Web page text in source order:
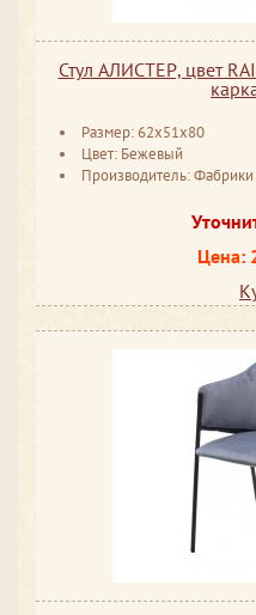
Стул АЛИСТЕР, цвет
Размер: 62x51x80
Цвет: Бежевый
Производитель: Фабрики
Цена: